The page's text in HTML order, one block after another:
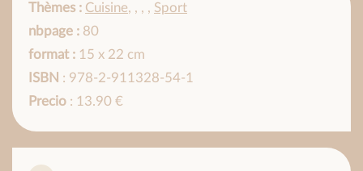
Thèmes : Cuisine, , , , Sport
nbpage : 80
format : 15 x 22 cm
ISBN : 978-2-911328-54-1
Precio : 13.90 €